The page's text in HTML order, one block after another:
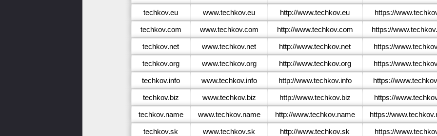
techkov.eu www.techkov.eu http://www.techkov.eu https://
techkov.com www.techkov.com http://www.techkov.com https://
techkov.net www.techkov.net http://www.techkov.net https://
techkov.org www.techkov.org http://www.techkov.org https://
techkov.info www.techkov.info http://www.techkov.info https://
techkov.biz www.techkov.biz http://www.techkov.biz https://
techkov.name www.techkov.name http://www.techkov.name https://
techkov.sk www.techkov.sk http://www.techkov.sk https://